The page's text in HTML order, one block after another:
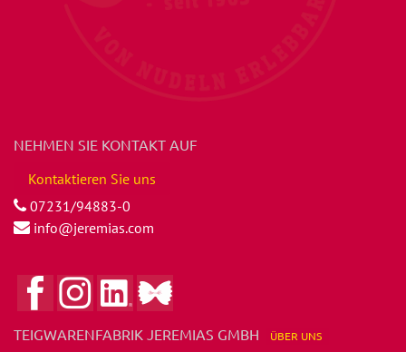
NEHMEN SIE KONTAKT AUF
Kontaktieren Sie uns
07231/94883-0
info@jeremias.com
TEIGWARENFABRIK JEREMIAS GMBH ÜBER UNS